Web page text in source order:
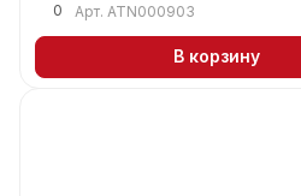
0 Арт. ATN000903
В корзину